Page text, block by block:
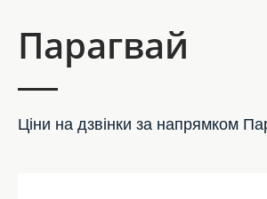
Парагвай
Ціни на дзвінки за напрямком